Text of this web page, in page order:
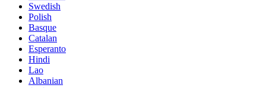
Swedish
Polish
Basque
Catalan
Esperanto
Hindi
Lao
Albanian